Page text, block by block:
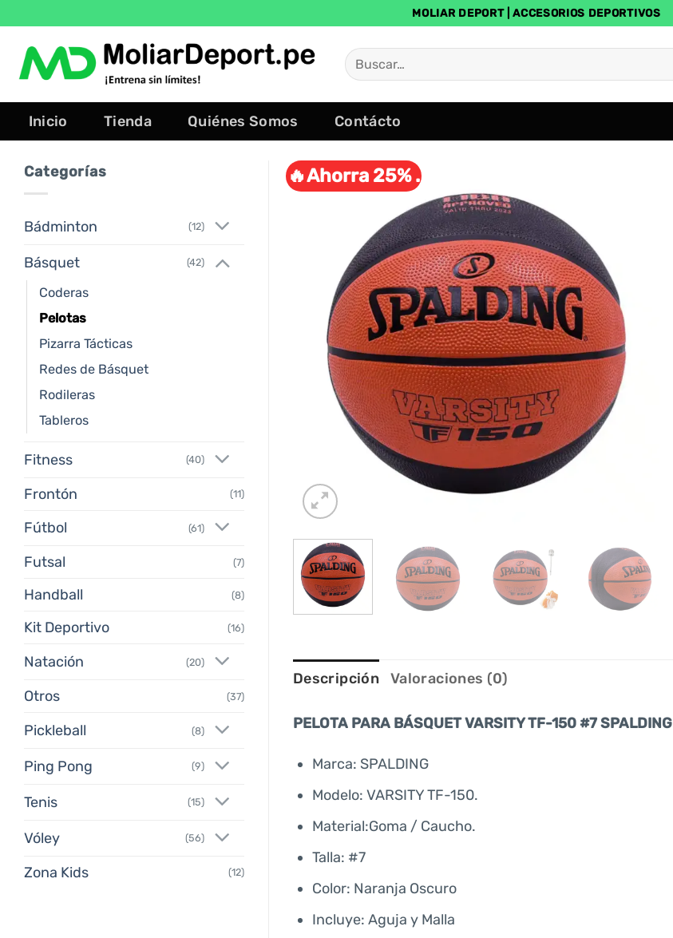
contenido
MOLIAR DEPORT | ACCESORIOS DEPORTIVOS
Buscar
por:
Inicio Tienda Quiénes Somos Contácto
Categorías
Bádminton (12)
Básquet (42)
Coderas
Pelotas
Pizarra Tácticas
Redes de Básquet
Rodileras
Tableros
Fitness (40)
Frontón (11)
Fútbol (61)
Futsal (7)
Handball (8)
Kit Deportivo (16)
Natación (20)
Otros (37)
Pickleball (8)
Ping Pong (9)
Tenis (15)
Vóley (56)
Zona Kids (12)
🔥Ahorra 25% .
Descripción Valoraciones (0)
PELOTA PARA BÁSQUET VARSITY TF-150 #7 SPALDING
Marca: SPALDING
Modelo: VARSITY TF-150.
Material:Goma / Caucho.
Talla: #7
Color: Naranja Oscuro
Incluye: Aguja y Malla